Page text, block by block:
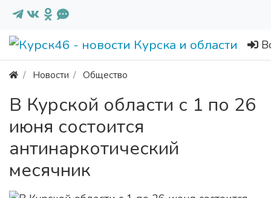
Новости Общество
В Курской области с 1 по 26
июня состоится
антинаркотический
месячник